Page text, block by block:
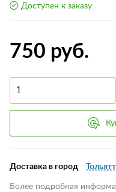
Доступен к заказу
750 руб.
Доставка в город
Более подробная